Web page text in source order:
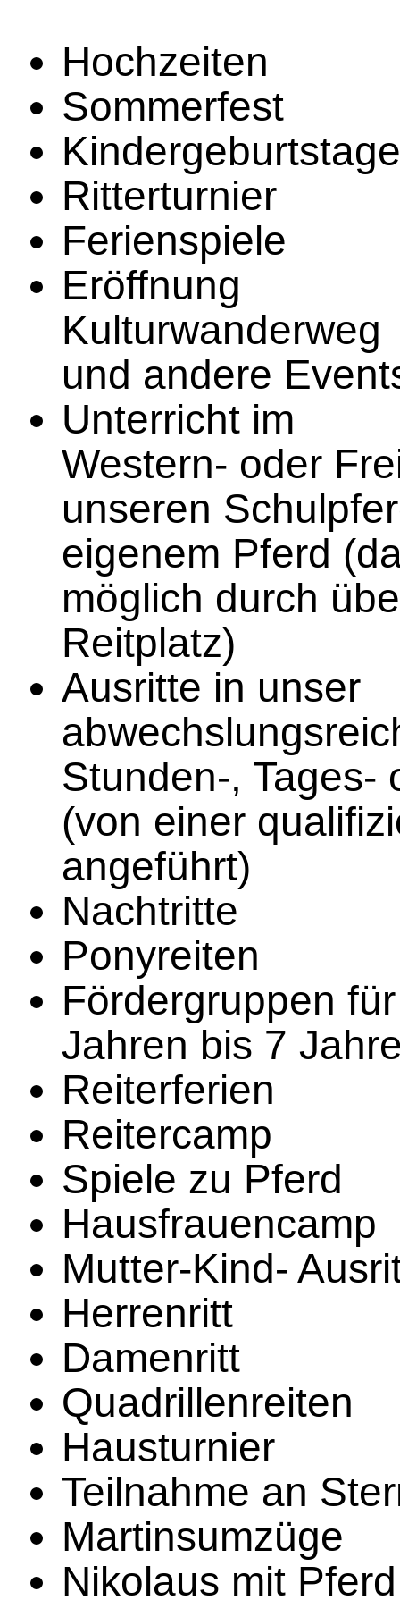
Hochzeiten
Sommerfest
Kindergeburtstage
Ritterturnier
Ferienspiele
Eröffnung
Kulturwanderweg
und andere
Unterricht im
Western- oder
unseren
eigenem Pferd
möglich durch
Reitplatz)
Ausritte in unser
Stunden-, Tages-
(von einer
angeführt)
Nachtritte
Ponyreiten
Fördergruppen
Jahren bis 7
Reiterferien
Reitercamp
Spiele zu Pferd
Hausfrauencamp
Mutter-Kind-
Herrenritt
Damenritt
Quadrillenreiten
Hausturnier
Teilnahme an
Martinsumzüge
Nikolaus mit Pferd